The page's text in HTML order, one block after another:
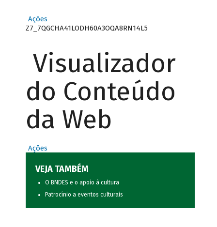
Ações
Z7_7QGCHA41LODH60A3OQA8RN14L5
Visualizador
do Conteúdo
da Web
Ações
VEJA TAMBÉM
O BNDES e o apoio à cultura
Patrocínio a eventos culturais